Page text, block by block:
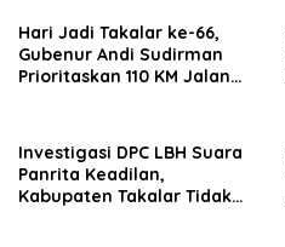
Aspirasi Prajurit
Hari Jadi Takalar ke-66,
Gubenur Andi Sudirman
Prioritaskan 110 KM Jalan
Investigasi DPC LBH Suara
Panrita Keadilan,
Kabupaten Takalar Tidak